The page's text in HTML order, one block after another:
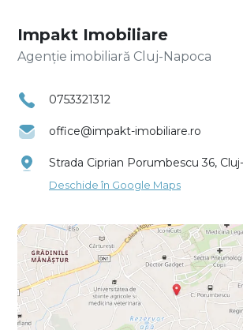
Impakt Imobiliare
Agenție imobiliară Cluj-Napoca
0753321312
office@impakt-imobiliare.ro
Strada Ciprian Porumbescu 36,
Deschide în Google Maps